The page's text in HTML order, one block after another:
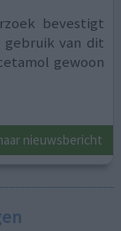
bevestigt
gebruik van dit
gewoon
nieuwsbericht